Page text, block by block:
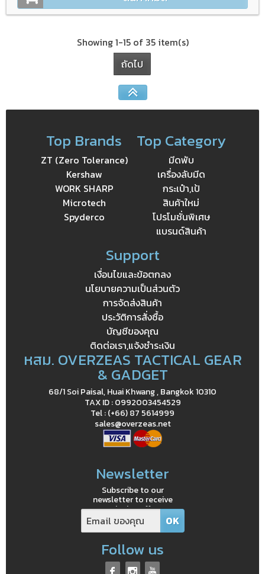
Showing 1-15 of 35 item(s)
ถัดไป
Top Brands
ZT (Zero Tolerance)
Kershaw
WORK SHARP
Microtech
Spyderco
Top Category
มีดพับ
เครื่องลับมีด
กระเป๋า,เป้
สินค้าใหม่
โปรโมชั่นพิเศษ
แบรนด์สินค้า
Support
เงื่อนไขและข้อตกลง
นโยบายความเป็นส่วนตัว
การจัดส่งสินค้า
ประวัติการสั่งซื้อ
บัญชีของคุณ
ติดต่อเรา,แจ้งชำระเงิน
หสม. OVERZEAS TACTICAL GEAR
& GADGET
68/1 Soi Paisal, Huai Khwang , Bangkok 10310
TAX ID : 0992003454529
Tel : (+66) 87 5614999
sales@overzeas.net
Newsletter
Subscribe to our
newsletter to receive
exclusive offers
Follow us